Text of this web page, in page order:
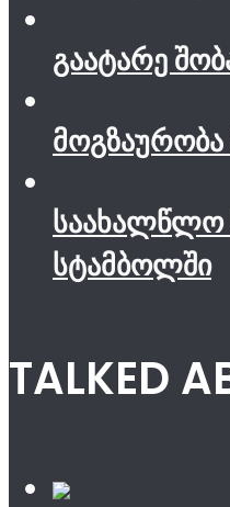
გაატარე
მოგზაურობა
საახალწლო
სტამბოლში
TALKED